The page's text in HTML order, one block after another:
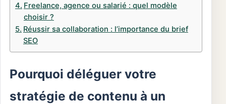
Freelance, agence ou salarié : quel modèle
choisir ?
Réussir sa collaboration : l’importance du brief
SEO
Pourquoi déléguer votre
stratégie de contenu à un